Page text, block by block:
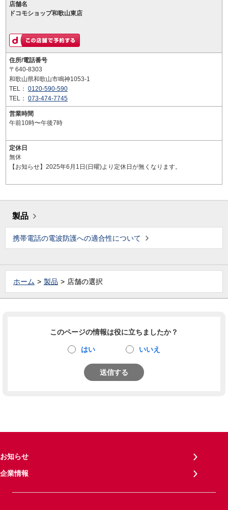
店舗名
ドコモショップ和歌山東店
住所/電話番号
〒640-8303
和歌山県和歌山市鳴神1053-1
TEL： 0120-590-590
TEL： 073-474-7745
営業時間
午前10時〜午後7時
定休日
無休
【お知らせ】2025年6月1日(日曜)より定休日が無くなります。
製品
携帯電話の電波防護への適合性について
ホーム 製品 店舗の選択
このページの情報は役に立ちましたか？
はい いいえ
送信する
お知らせ
企業情報